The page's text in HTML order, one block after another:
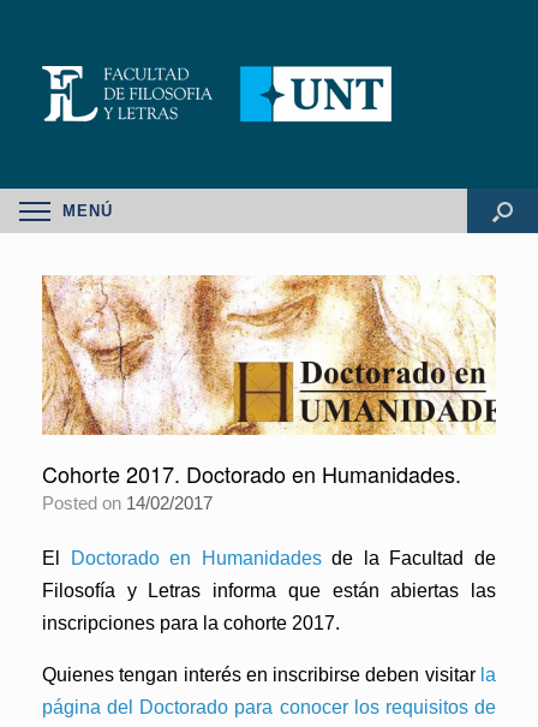
MENÚ
Cohorte 2017. Doctorado en Humanidades.
Posted on 14/02/2017
El Doctorado en Humanidadesde la Facultad de
Filosofía y Letras informa que están abiertas las
inscripciones para la cohorte 2017.
Quienes tengan interés en inscribirse deben visitar la
página del Doctorado para conocer los requisitos de